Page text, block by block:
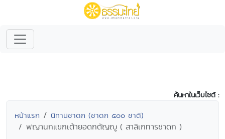
ค้นหาในเว็บไซต์ :
หน้าแรก นิทานชาดก (ชาดก ๕๐๐ ชาติ)
พญานกแขกเต้ายอดกตัญญู ( สาลิเกทารชาดก )